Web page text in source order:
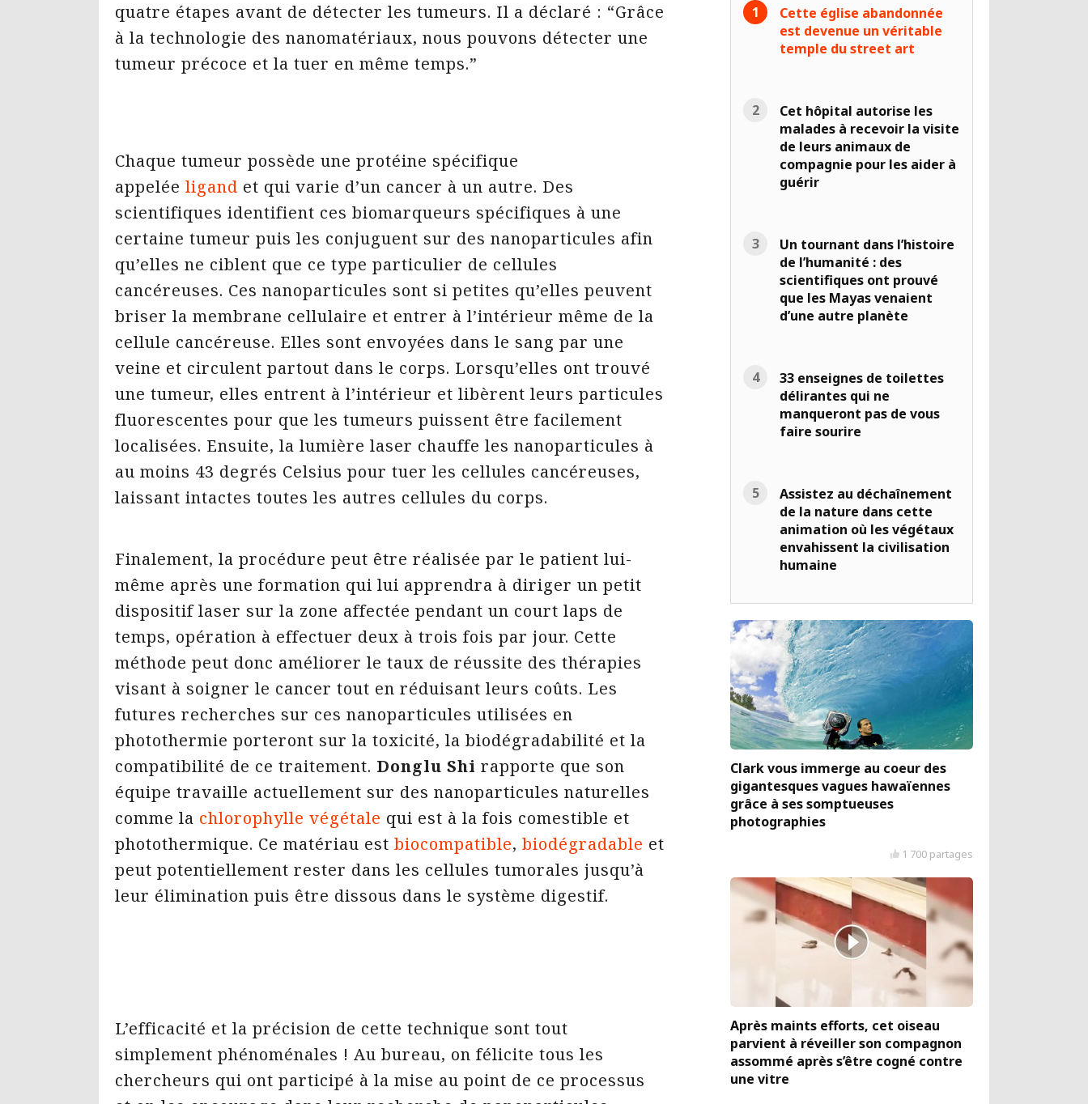
quatre étapes avant de détecter les tumeurs. Il a déclaré : “Grâce
à la technologie des nanomatériaux, nous pouvons détecter une
tumeur précoce et la tuer en même temps.”
Chaque tumeur possède une protéine spécifique
appelée ligand et qui varie d’un cancer à un autre. Des
scientifiques identifient ces biomarqueurs spécifiques à une
certaine tumeur puis les conjuguent sur des nanoparticules afin
qu’elles ne ciblent que ce type particulier de cellules
cancéreuses. Ces nanoparticules sont si petites qu’elles peuvent
briser la membrane cellulaire et entrer à l’intérieur même de la
cellule cancéreuse. Elles sont envoyées dans le sang par une
veine et circulent partout dans le corps. Lorsqu’elles ont trouvé
une tumeur, elles entrent à l’intérieur et libèrent leurs particules
fluorescentes pour que les tumeurs puissent être facilement
localisées. Ensuite, la lumière laser chauffe les nanoparticules à
au moins 43 degrés Celsius pour tuer les cellules cancéreuses,
laissant intactes toutes les autres cellules du corps.
Finalement, la procédure peut être réalisée par le patient lui-
même après une formation qui lui apprendra à diriger un petit
dispositif laser sur la zone affectée pendant un court laps de
temps, opération à effectuer deux à trois fois par jour. Cette
méthode peut donc améliorer le taux de réussite des thérapies
visant à soigner le cancer tout en réduisant leurs coûts. Les
futures recherches sur ces nanoparticules utilisées en
photothermie porteront sur la toxicité, la biodégradabilité et la
compatibilité de ce traitement. Donglu Shi rapporte que son
équipe travaille actuellement sur des nanoparticules naturelles
comme la chlorophylle végétale qui est à la fois comestible et
photothermique. Ce matériau est biocompatible, biodégradable et
peut potentiellement rester dans les cellules tumorales jusqu’à
leur élimination puis être dissous dans le système digestif.
L’efficacité et la précision de cette technique sont tout
simplement phénoménales ! Au bureau, on félicite tous les
chercheurs qui ont participé à la mise au point de ce processus
Cette église abandonnée
est devenue un véritable
temple du street art
Cet hôpital autorise les
malades à recevoir la visite
de leurs animaux de
compagnie pour les aider à
guérir
Un tournant dans l’histoire
de l’humanité : des
scientifiques ont prouvé
que les Mayas venaient
d’une autre planète
33 enseignes de toilettes
délirantes qui ne
manqueront pas de vous
faire sourire
Assistez au déchaînement
de la nature dans cette
animation où les végétaux
envahissent la civilisation
humaine
Clark vous immerge au coeur des
gigantesques vagues hawaïennes
grâce à ses somptueuses
photographies
1 700 partages
Après maints efforts, cet oiseau
parvient à réveiller son compagnon
assommé après s’être cogné contre
une vitre